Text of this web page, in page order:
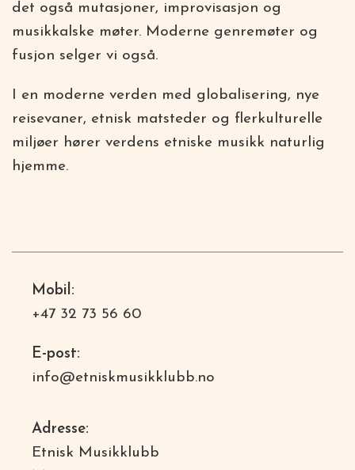
det også mutasjoner, improvisasjon og
musikkalske møter. Moderne genremøter og
fusjon selger vi også.
I en moderne verden med globalisering, nye
reisevaner, etnisk matsteder og flerkulturelle
miljøer hører verdens etniske musikk naturlig
hjemme.
Mobil:
+47 32 73 56 60
E-post:
info@etniskmusikklubb.no
Adresse:
Etnisk Musikklubb